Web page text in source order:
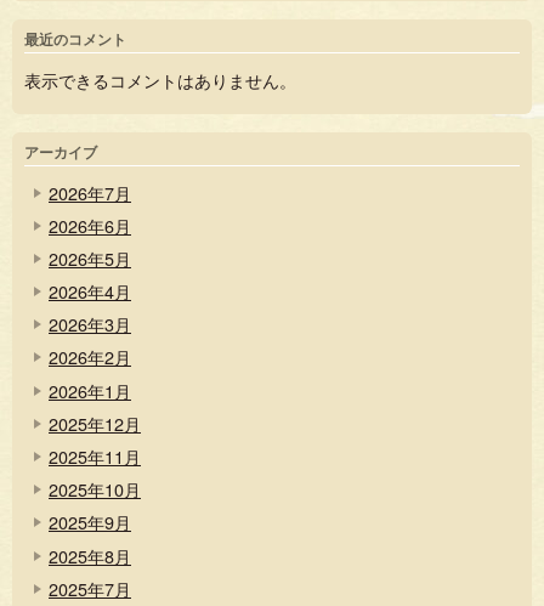
最近のコメント
表示できるコメントはありません。
アーカイブ
2026年7月
2026年6月
2026年5月
2026年4月
2026年3月
2026年2月
2026年1月
2025年12月
2025年11月
2025年10月
2025年9月
2025年8月
2025年7月